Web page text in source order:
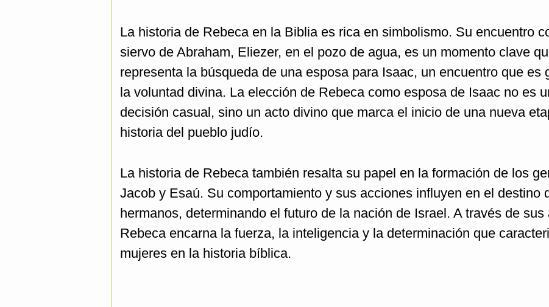
La historia de Rebeca en la Biblia es rica en simbolismo. Su encuentro
siervo de Abraham, Eliezer, en el pozo de agua, es un momento clave
representa la búsqueda de una esposa para Isaac, un encuentro que es
la voluntad divina. La elección de Rebeca como esposa de Isaac no es
decisión casual, sino un acto divino que marca el inicio de una nueva
historia del pueblo judío.
La historia de Rebeca también resalta su papel en la formación de los
Jacob y Esaú. Su comportamiento y sus acciones influyen en el destino
hermanos, determinando el futuro de la nación de Israel. A través de sus
Rebeca encarna la fuerza, la inteligencia y la determinación que
mujeres en la historia bíblica.